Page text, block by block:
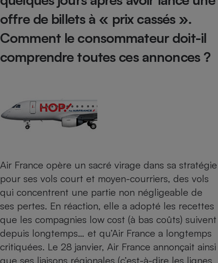
offre de billets à « prix cassés ».
Comment le consommateur doit-il
comprendre toutes ces annonces ?
Air France opère un sacré virage dans sa stratégie
pour ses vols court et moyen-courriers, des vols
qui concentrent une partie non négligeable de
ses pertes. En réaction, elle a adopté les recettes
que les compagnies low cost (à bas coûts) suivent
depuis longtemps… et qu’Air France a longtemps
critiquées. Le 28 janvier, Air France annonçait ainsi
que ses liaisons régionales (c’est-à-dire les lignes
Complément
Assurance emprunteur
Petit électroménager -
Plaque de cuisson à
induction
Téléphone mobile -
Smartphone
Radiateur électrique
Mutuelle